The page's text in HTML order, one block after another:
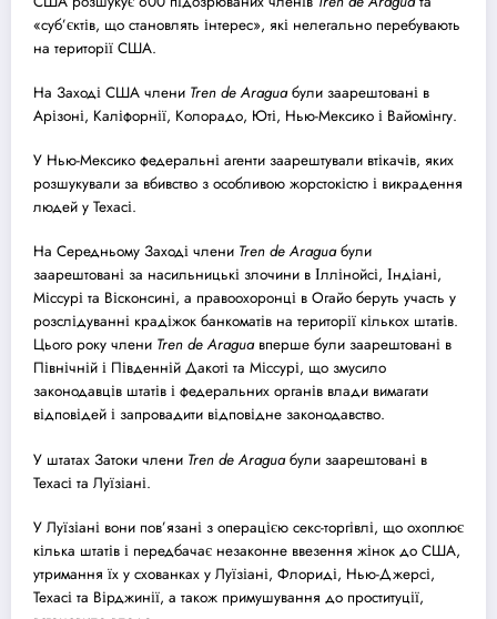
«суб’єктів, що становлять інтерес», які нелегально перебувають
на території США.
На Заході США члени Tren de Araguaбули заарештовані в
Арізоні, Каліфорнії, Колорадо, Юті, Нью-Мексико і Вайомінгу.
У Нью-Мексико федеральні агенти заарештували втікачів, яких
розшукували за вбивство з особливою жорстокістю і викрадення
людей у Техасі.
На Середньому Заході члени Tren de Araguaбули
заарештовані за насильницькі злочини в Іллінойсі, Індіані,
Міссурі та Вісконсині, а правоохоронці в Огайо беруть участь у
розслідуванні крадіжок банкоматів на території кількох штатів.
Цього року члени Tren de Araguaвперше були заарештовані в
Північній і Південній Дакоті та Міссурі, що змусило
законодавців штатів і федеральних органів влади вимагати
відповідей і запровадити відповідне законодавство.
У штатах Затоки члени Tren de Araguaбули заарештовані в
Техасі та Луїзіані.
У Луїзіані вони пов’язані з операцією секс-торгівлі, що охоплює
кілька штатів і передбачає незаконне ввезення жінок до США,
утримання їх у схованках у Луїзіані, Флориді, Нью-Джерсі,
Техасі та Вірджинії, а також примушування до проституції,